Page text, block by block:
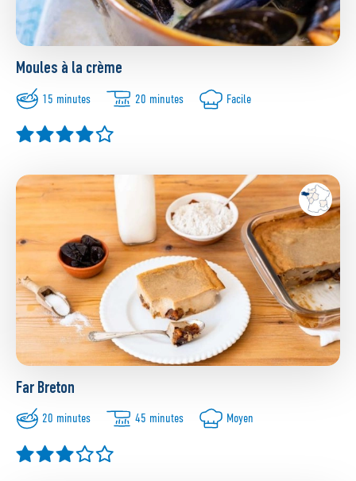
Moules à la crème
15 minutes 20 minutes Facile
Far Breton
20 minutes 45 minutes Moyen